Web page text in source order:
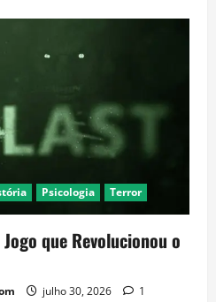
Psicologia Terror
que Revolucionou o
julho 30, 2026 1